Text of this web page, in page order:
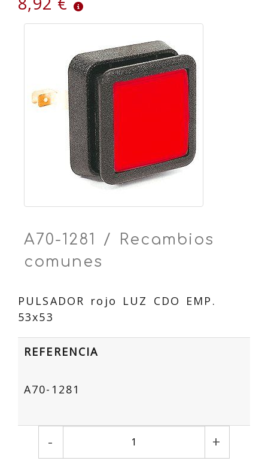
A70-1281 / Recambios
comunes
PULSADOR rojo LUZ CDO EMP.
53x53
REFERENCIA
A70-1281
- +